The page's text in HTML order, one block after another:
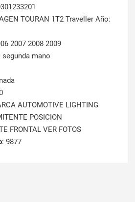
TOURAN 1T2 Traveller Año:
2007 2008 2009
mano
AUTOMOTIVE LIGHTING
POSICION
FRONTAL VER FOTOS
: 9877